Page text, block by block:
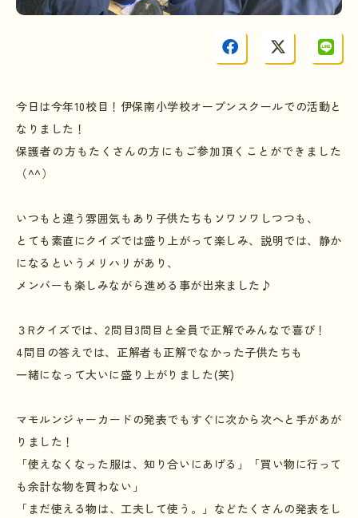
今日は今年10校目！伊保南小学校オープンスクールでの活動と
なりました！
保護者の方もたくさんの方にもご参加頂くことができました
（^^）
いつもと違う雰囲気もあり子供たちもソワソワしつつも、
とても素直にクイズでは盛り上がって楽しみ、説明では、静か
になるというメリハリがあり、
メンバーも楽しみながら進める事が出来ました♪
３Rクイズでは、2問目3問目と全員で正解でみんなで喜び！
4問目の答えでは、正解者も正解でなかった子供たちも
一緒になって大いに盛り上がりました(笑)
マモルンジャーカードの発表でもすぐに次から次へと手があが
りました！
「使えなくなった服は、知り合いにあげる」「買い物に行って
も余計な物を買わない」
「まだ使える物は、工夫して使う。」などたくさんの発表をし